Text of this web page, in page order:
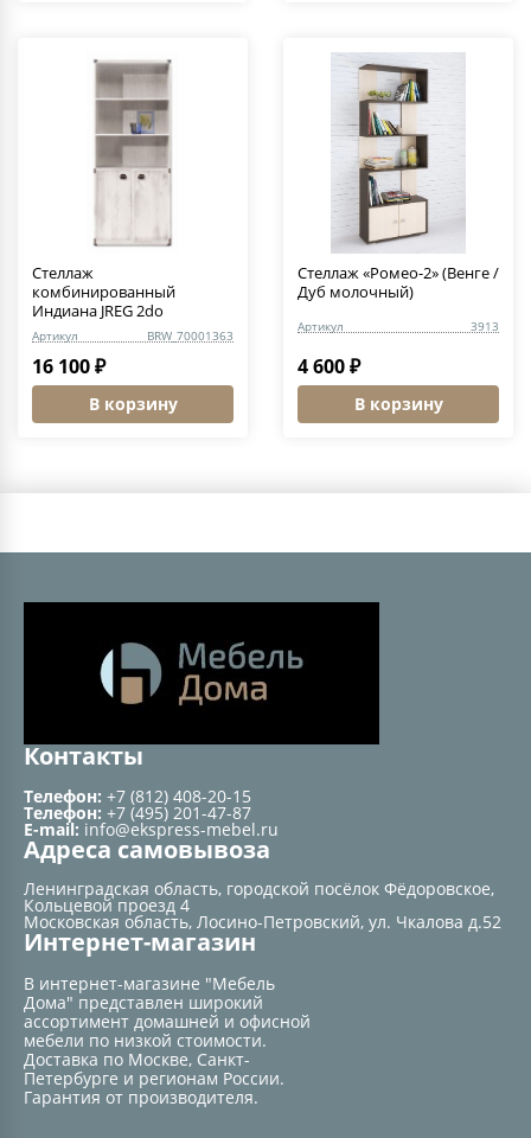
Стеллаж
комбинированный
Индиана JREG 2do
Артикул BRW_70001363
16 100 ₽
В корзину
Стеллаж «Ромео-2» (Венге /
Дуб молочный)
Артикул 3913
4 600 ₽
В корзину
Контакты
Телефон: +7 (812) 408-20-15
Телефон: +7 (495) 201-47-87
E-mail: info@ekspress-mebel.ru
Адреса самовывоза
Ленинградская область, городской посёлок Фёдоровское,
Кольцевой проезд 4
Московская область, Лосино-Петровский, ул. Чкалова д.52
Интернет-магазин
В интернет-магазине "Мебель
Дома" представлен широкий
ассортимент домашней и офисной
мебели по низкой стоимости.
Доставка по Москве, Санкт-
Петербурге и регионам России.
Гарантия от производителя.